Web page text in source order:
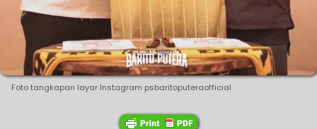
Foto tangkapan layar Instagram psbaritoputeraofficial